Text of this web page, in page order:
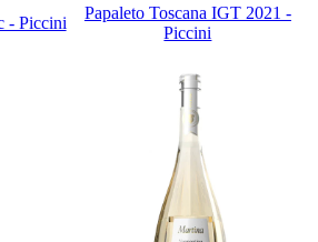
- Piccini
Papaleto Toscana IGT 2021 -
Piccini